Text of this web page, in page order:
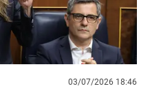
03/07/2026 18:46